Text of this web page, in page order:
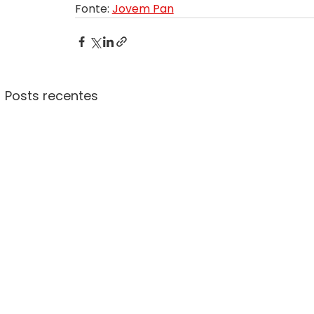
Fonte: Jovem Pan
Posts recentes